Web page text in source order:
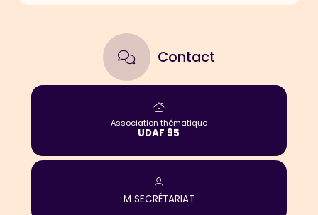
Contact
Association thématique
UDAF 95
M SECRÉTARIAT